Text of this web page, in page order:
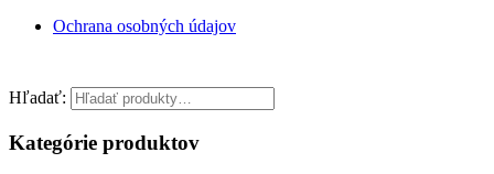
Ochrana osobných údajov
Hľadať:
Kategórie produktov